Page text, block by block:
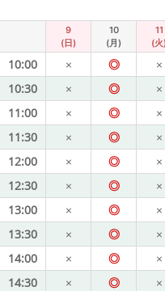
9
(日)
10
(月)
11
(
10:00 × ◎ ×
10:30
× ◎ ×
11:00
× ◎ ×
11:30
× ◎ ×
12:00
× ◎ ×
12:30
× ◎ ×
13:00
× ◎ ×
13:30
× ◎ ×
14:00
× ◎ ×
14:30
× ◎ ×